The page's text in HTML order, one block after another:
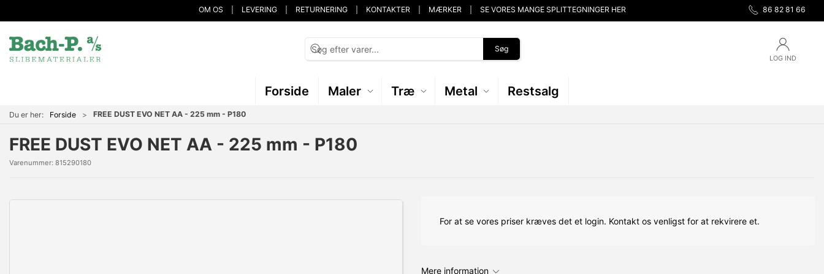
OM OS LEVERING RETURNERING KONTAKTER MÆRKER SE VORES MANGE SPLITTEGNINGER HER 86 82 81 66
Søg
LOG IND
Forside Maler Træ Metal Restsalg
Du er her: Forside FREE DUST EVO NET AA - 225 mm - P180
FREE DUST EVO NET AA - 225 mm - P180
Varenummer: 815290180
For at se vores priser kræves det et login. Kontakt os venligst for at rekvirere et.
Mere information